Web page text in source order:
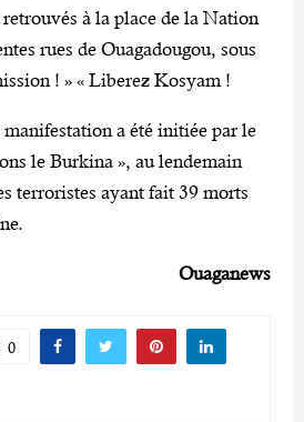
à la place de la Nation
rues de Ouagadougou, sous
! » « Liberez Kosyam !
a été initiée par le
le Burkina », au lendemain
terroristes ayant fait 39 morts
Ouaganews
0